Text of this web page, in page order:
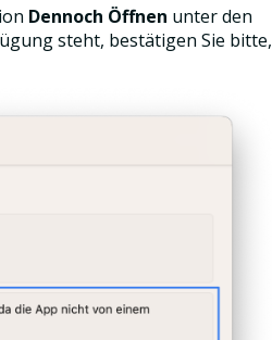
Dennoch Öffnen unter den
steht, bestätigen Sie bitte,